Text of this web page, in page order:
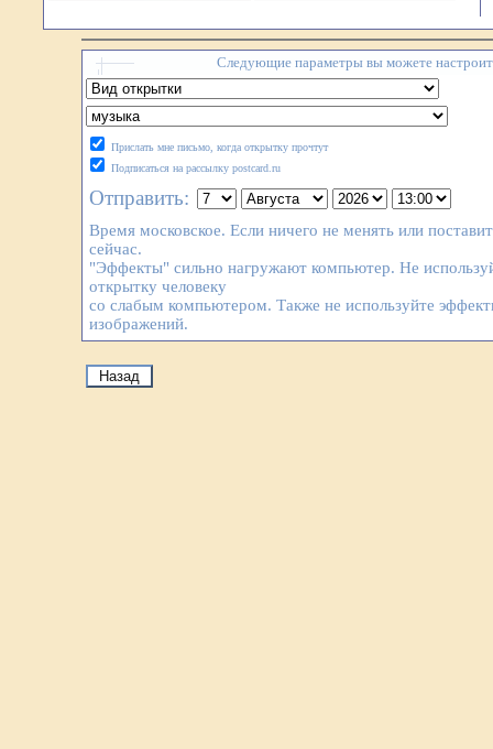
Следующие параметры вы можете
Прислать мне письмо, когда открытку прочтут
Подписаться на рассылку postcard.ru
Отправить:
Время московское. Если ничего не менять или
сейчас.
"Эффекты" сильно нагружают компьютер. Не
открытку человеку
со слабым компьютером. Также не используйте
изображений.